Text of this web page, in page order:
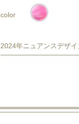
color
2024年ニュアンスデザ